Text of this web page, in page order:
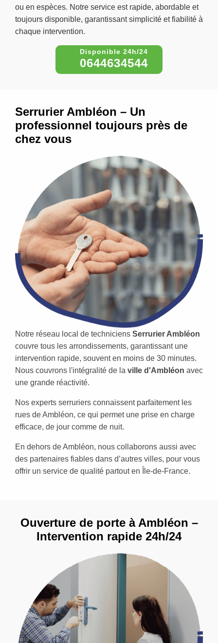
ou en espèces. Notre service est rapide, abordable et
toujours disponible, garantissant simplicité et fiabilité à
chaque intervention.
0644634544
Serrurier Ambléon – Un
professionnel toujours près de
chez vous
Notre réseau local de techniciens Serrurier Ambléon
couvre tous les arrondissements, garantissant une
intervention rapide, souvent en moins de 30 minutes.
Nous couvrons l'intégralité de la ville d'Ambléon avec
une grande réactivité.
Nos experts serruriers connaissent parfaitement les
rues de Ambléon, ce qui permet une prise en charge
efficace, de jour comme de nuit.
En dehors de Ambléon, nous collaborons aussi avec
des partenaires fiables dans d’autres villes, pour vous
offrir un service de qualité partout en Île-de-France.
Ouverture de porte à Ambléon –
Intervention rapide 24h/24